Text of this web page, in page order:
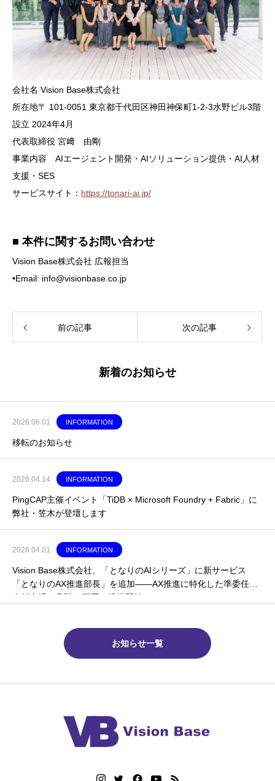
会社名 Vision Base株式会社
所在地〒 101-0051 東京都千代田区神田神保町1-2-3水野ビル3階
設立 2024年4月
代表取締役 宮﨑 由剛
事業内容 AIエージェント開発・AIソリューション提供・AI人材
支援・SES
サービスサイト： https://tonari-ai.jp/
■ 本件に関するお問い合わせ
Vision Base株式会社 広報担当
•Email: info@visionbase.co.jp
前の記事 次の記事
新着のお知らせ
2026.06.01 INFORMATION
移転のお知らせ
2026.04.14 INFORMATION
PingCAP主催イベント「TiDB × Microsoft Foundry + Fabric」に
弊社・笠木が登壇します
2026.04.01 INFORMATION
Vision Base株式会社、「となりのAIシリーズ」に新サービス
「となりのAX推進部長」を追加——AX推進に特化した準委任型
人材支援を月額30万円〜提供開始
お知らせ一覧